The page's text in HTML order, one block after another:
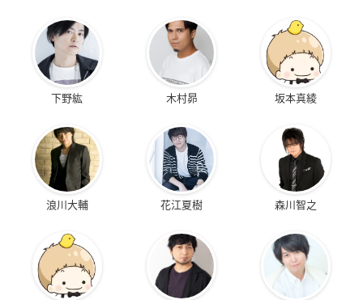
下野紘 木村昴 坂本真綾
浪川大輔 花江夏樹 森川智之